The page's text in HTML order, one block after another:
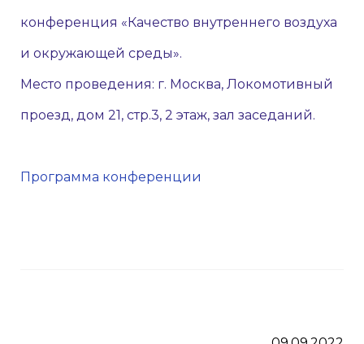
конференция «Качество внутреннего воздуха
и окружающей среды».
Место проведения: г. Москва, Локомотивный
проезд, дом 21, стр.3, 2 этаж, зал заседаний.
Программа конференции